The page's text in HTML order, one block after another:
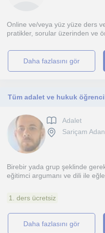
Online ve/veya yüz yüze ders
pratikler, sorular üzerinden ve
daha fazlasını gör
Tüm adalet ve hukuk
Adalet
Sariçam
Birebir yada grup şeklinde
eğitimci argumanı ve dili ile
1. ders ücretsiz
daha fazlasını gör